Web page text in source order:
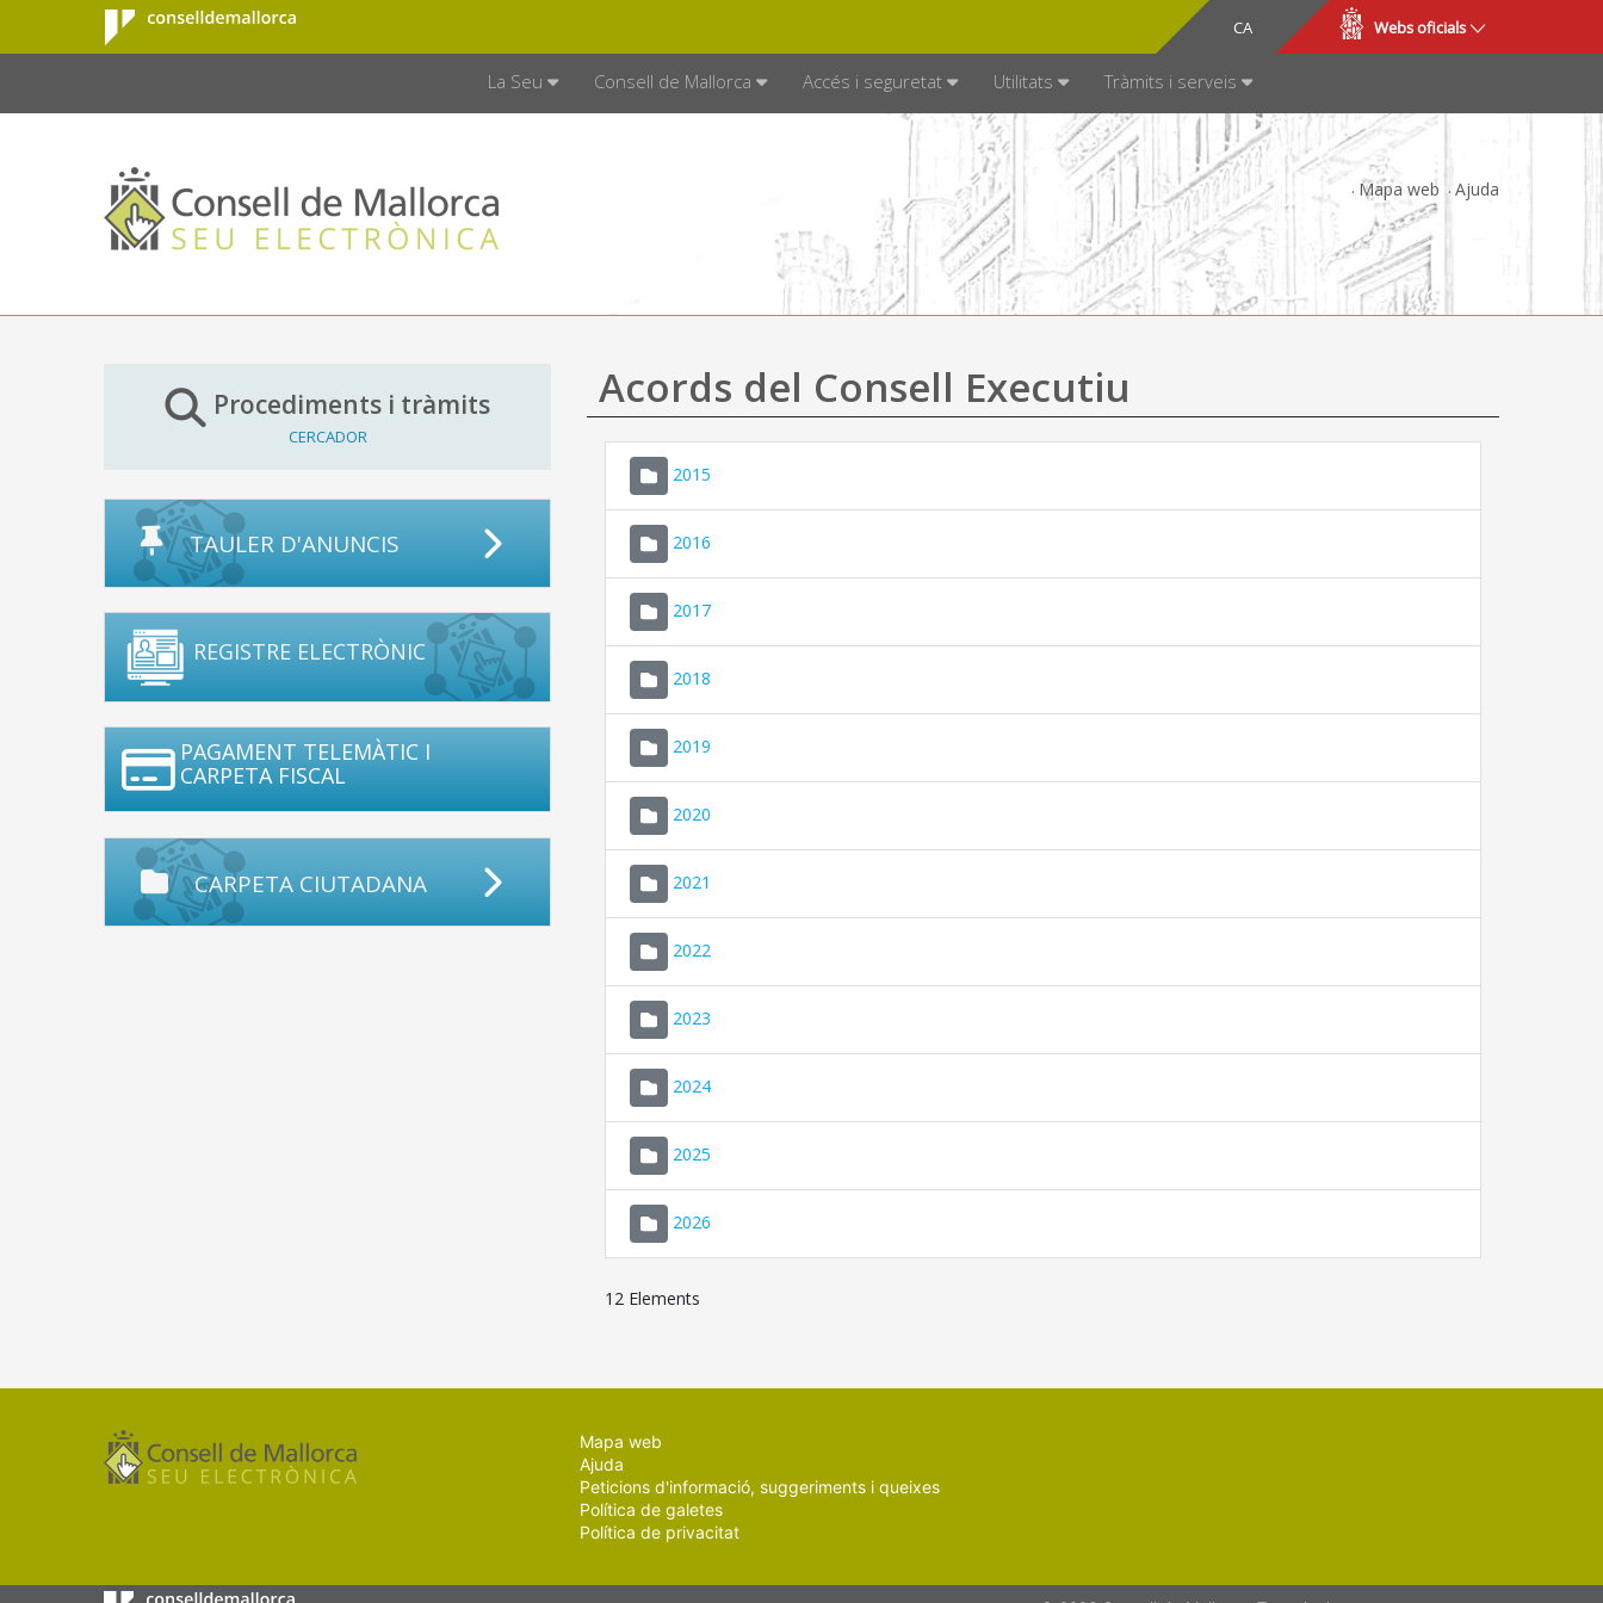
Salta al contingut principal
Consell de
Mallorca
CA
ES Webs oficials
La Seu Consell de Mallorca Accés i seguretat Utilitats Tràmits i serveis
Mapa web Ajuda
Procediments i tràmits
CERCADOR
TAULER D'ANUNCIS
REGISTRE ELECTRÒNIC
PAGAMENT TELEMÀTIC I
CARPETA FISCAL
CARPETA CIUTADANA
Acords del Consell Executiu
2015
2016
2017
2018
2019
2020
2021
2022
2023
2024
2025
2026
12 Elements
Mapa web
Ajuda
Peticions d'informació, suggeriments i queixes
Política de galetes
Política de privacitat